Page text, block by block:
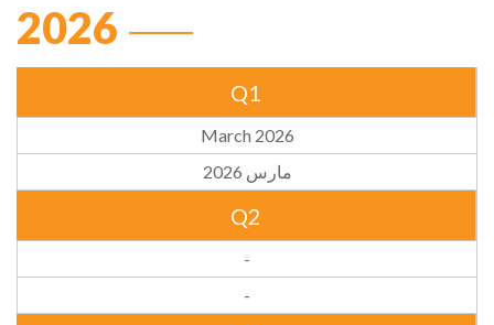
2026
Q1
March 2026
مارس 2026
Q2
-
-